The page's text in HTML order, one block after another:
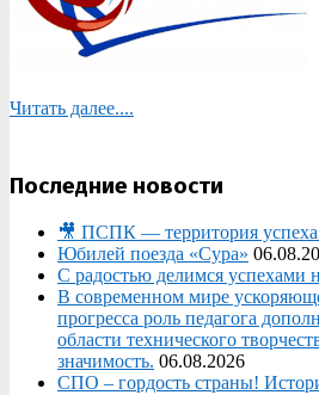
Читать далее....
Последние новости
🎥 ПСПК — территория
Юбилей поезда «Сура»
С радостью делимся успехами
В современном мире
прогресса роль педагога
области технического
значимость. 06.08.2026
СПО – гордость страны!